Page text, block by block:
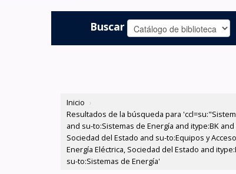
Buscar
Inicio ›
Resultados de la búsqueda para
and su-to:Sistemas de Energía and itype:BK
Sociedad del Estado and su-to:Equipos y
Energía Eléctrica, Sociedad del Estado and
su-to:Sistemas de Energía'